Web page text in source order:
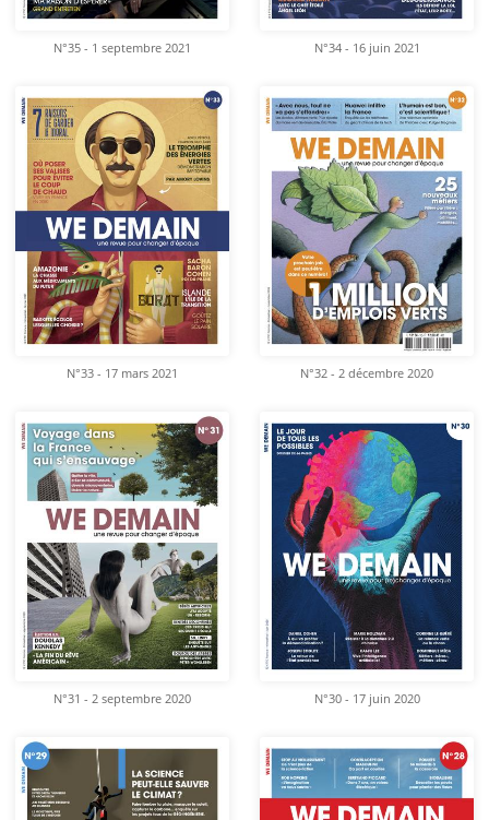
N°35 - 1 septembre 2021 N°34 - 16 juin 2021
N°33 - 17 mars 2021 N°32 - 2 décembre 2020
N°31 - 2 septembre 2020 N°30 - 17 juin 2020